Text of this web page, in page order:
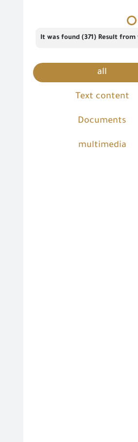
all
Text content
Documents
multimedia